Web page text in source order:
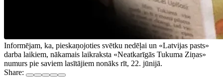
Informējam, ka, pieskaņojoties svētku nedēļai un «Latvijas pasts»
darba laikiem, nākamais laikraksta «Neatkarīgās Tukuma Ziņas»
numurs pie saviem lasītājiem nonāks rīt, 22. jūnijā.
Share: